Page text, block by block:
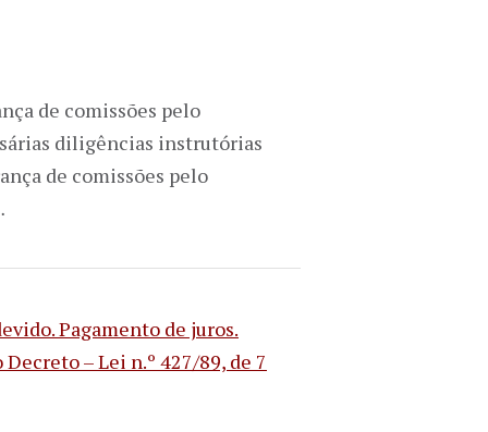
de comissões pelo
diligências instrutórias
de comissões pelo
Pagamento de juros.
– Lei n.º 427/89, de 7